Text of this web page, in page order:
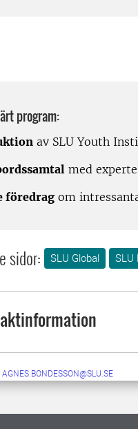
program:
av SLU Youth
med
föredrag om
sidor: SLU Global SLU
AGNES.BONDESSON@SLU.SE